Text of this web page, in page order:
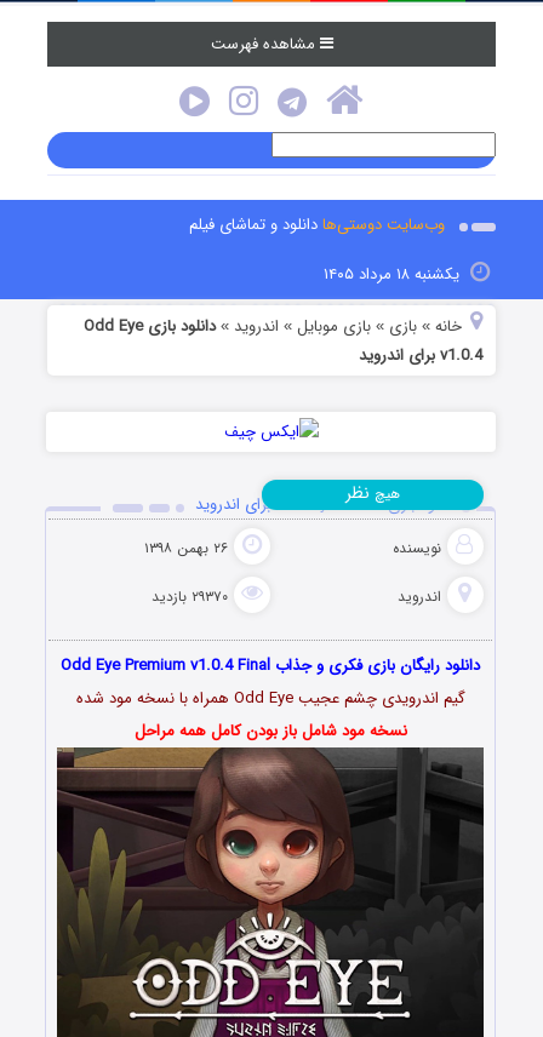
مشاهده فهرست
وب‌سایت دوستی‌هادانلود و تماشای فیلم
یکشنبه ۱۸ مرداد ۱۴۰۵
خانه »بازی »بازی موبایل » اندروید »
دانلود بازی Odd Eye
v1.0.4 برای اندروید
دانلود بازی Odd Eye v1.0.4 برای اندروید
نویسنده ۲۶ بهمن ۱۳۹۸
اندروید ۲۹۳۷۰ بازدید
هیچ نظر
دانلود رایگان بازی فکری و جذاب Odd Eye Premium v1.0.4 Final
گیم اندرویدی چشم عجیب Odd Eye همراه با نسخه مود شده
نسخه مود شامل باز بودن کامل همه مراحل